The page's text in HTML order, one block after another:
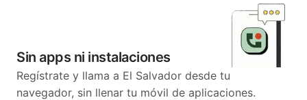
Sin apps ni instalaciones
Regístrate y llama a El Salvador desde tu
navegador, sin llenar tu móvil de aplicaciones.